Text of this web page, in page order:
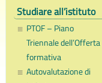
Studiare all’istituto
PTOF – Piano
Triennale dell’Offerta
formativa
Autovalutazione di